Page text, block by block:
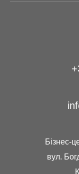
Бізнес-
вул.